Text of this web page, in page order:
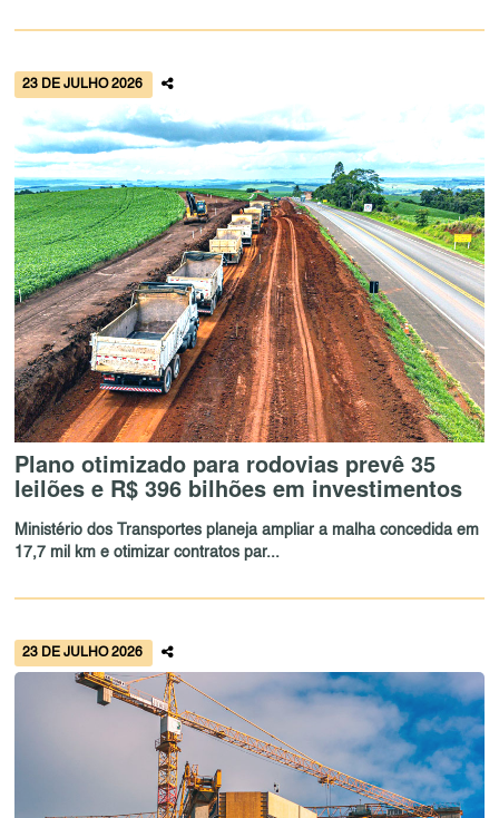
23 DE JULHO 2026
Plano otimizado para rodovias prevê 35
leilões e R$ 396 bilhões em investimentos
Ministério dos Transportes planeja ampliar a malha concedida em
17,7 mil km e otimizar contratos par...
23 DE JULHO 2026